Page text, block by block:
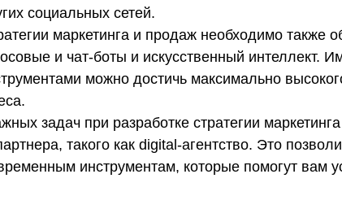
социальных сетей.
маркетинга и продаж необходимо также
и чат-боты и искусственный интеллект.
можно достичь максимально
задач при разработке стратегии
такого как digital-агентство. Это
инструментам, которые помогут вам